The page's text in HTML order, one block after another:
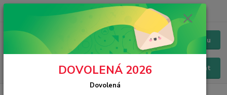
Menu
Hledat
Chat / Online podpora - 24/7
DOVOLENÁ 2026
Dovolená